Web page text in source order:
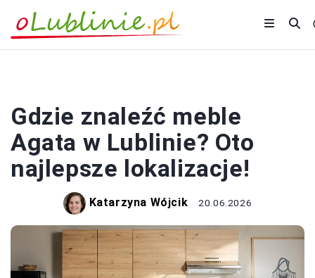
Gdzie znaleźć meble
Agata w Lublinie? Oto
najlepsze lokalizacje!
Katarzyna Wójcik 20.06.2026